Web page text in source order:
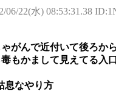
06/22(水) 08:53:31.38
がんで近付いて後ろか
もかまして見えてる入
息なやり方